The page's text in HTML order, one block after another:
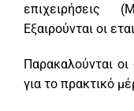
επιχειρήσεις
Εξαιρούνται οι
Παρακαλούνται
για το πρακτικό